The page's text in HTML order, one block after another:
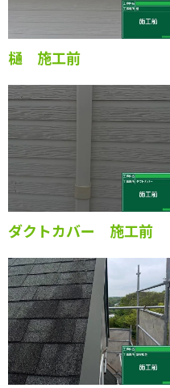
樋 施工前
ダクトカバー 施工前